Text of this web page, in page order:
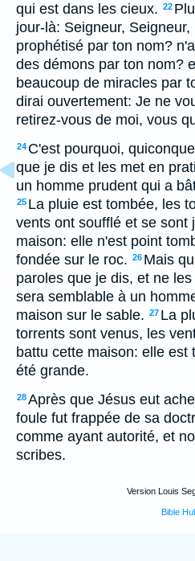
qui est dans les cieux. 22
jour-là: Seigneur,
prophétisé par ton nom?
des démons par ton nom?
beaucoup de miracles par
dirai ouvertement: Je ne
retirez-vous de moi, vous
24 C'est pourquoi,
que je dis et les met en
un homme prudent qui a
25 La pluie est tombée, les
vents ont soufflé et se sont
maison: elle n'est point
fondée sur le roc. 26 Mais
paroles que je dis, et ne
sera semblable à un
maison sur le sable. 27 La
torrents sont venus, les
battu cette maison: elle est
été grande.
28Après que Jésus eut
foule fut frappée de sa
comme ayant autorité, et
scribes.
Version Louis
Bible